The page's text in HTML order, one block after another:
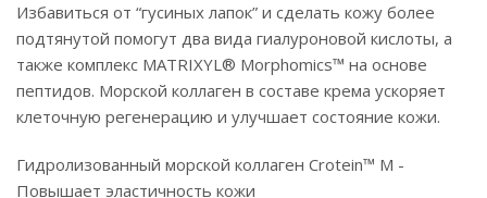
Избавиться от “гусиных лапок” и сделать кожу более
подтянутой помогут два вида гиалуроновой кислоты, а
также комплекс MATRIXYL® Morphomics™ на основе
пептидов. Морской коллаген в составе крема ускоряет
клеточную регенерацию и улучшает состояние кожи.
Гидролизованный морской коллаген Crotein™ M -
Повышает эластичность кожи